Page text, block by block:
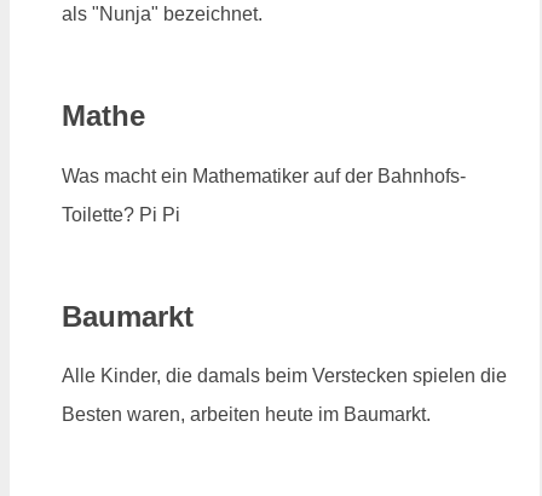
als "Nunja" bezeichnet.
Mathe
Was macht ein Mathematiker auf der Bahnhofs-
Toilette? Pi Pi
Baumarkt
Alle Kinder, die damals beim Verstecken spielen die
Besten waren, arbeiten heute im Baumarkt.